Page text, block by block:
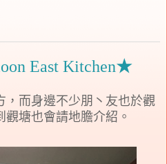
East Kitchen★
，而身邊不少朋⼂友也於觀
塘也會請地膽介紹。